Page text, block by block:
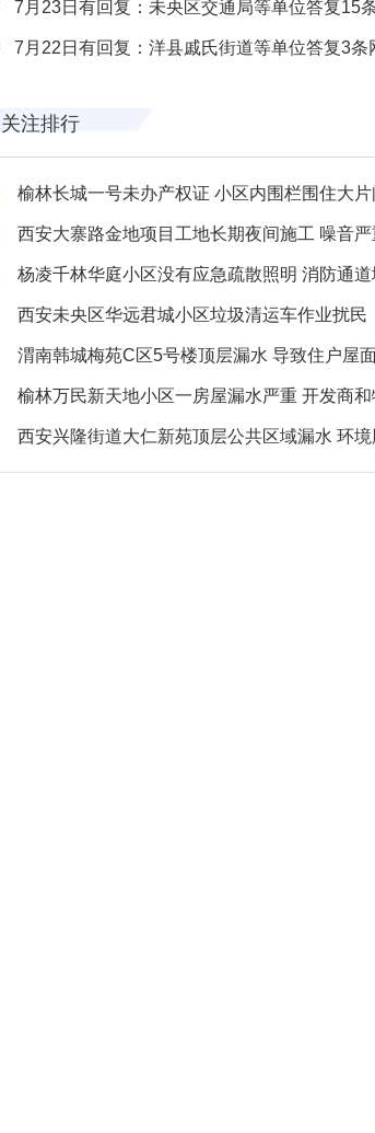
7月23日有回复：未央区交通局等单位答复15条网民
7月22日有回复：洋县戚氏街道等单位答复3条网民
关注排行
榆林长城一号未办产权证 小区内围栏围住大片闲置
西安大寨路金地项目工地长期夜间施工 噪音严重
杨凌千林华庭小区没有应急疏散照明 消防通
西安未央区华远君城小区垃圾清运车作业扰民
渭南韩城梅苑C区5号楼顶层漏水 导致住户屋面被
榆林万民新天地小区一房屋漏水严重 开发商和物业不予
西安兴隆街道大仁新苑顶层公共区域漏水 环